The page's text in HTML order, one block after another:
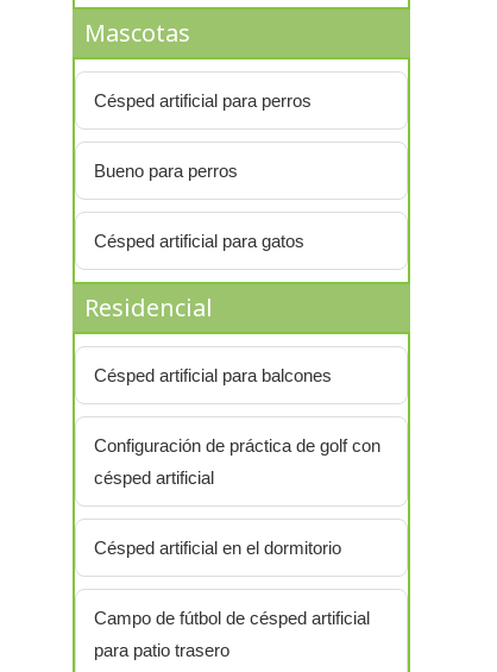
Mascotas
Césped artificial para perros
Bueno para perros
Césped artificial para gatos
Residencial
Césped artificial para balcones
Configuración de práctica de golf con
césped artificial
Césped artificial en el dormitorio
Campo de fútbol de césped artificial
para patio trasero